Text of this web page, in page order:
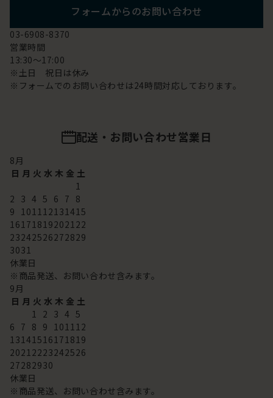
フォームからのお問い合わせ
03-6908-8370
営業時間
13:30～17:00
※土日 祝日は休み
※フォームでのお問い合わせは24時間対応しております。
配送・お問い合わせ営業日
8月
日 月 火 水 木 金 土
1
2 3 4 5 6 7 8
9 101112131415
16171819202122
23242526272829
3031
休業日
※商品発送、お問い合わせ含みます。
9月
日 月 火 水 木 金 土
1 2 3 4 5
6 7 8 9 101112
13141516171819
20212223242526
27282930
休業日
※商品発送、お問い合わせ含みます。